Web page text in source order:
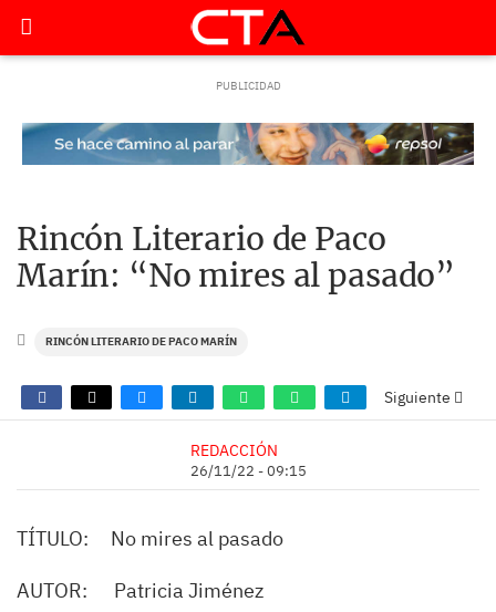
Rincón Literario de Paco
Marín: “No mires al pasado”
RINCÓN LITERARIO DE PACO MARÍN
Siguiente
REDACCIÓN
26/11/22 - 09:15
TÍTULO: No mires al pasado
AUTOR: Patricia Jiménez